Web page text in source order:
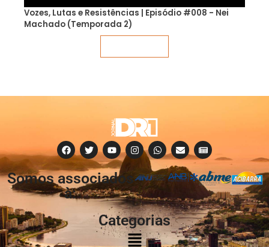
Vozes, Lutas e Resistências | Episódio #008 - Nei
Machado (Temporada 2)
Somos associados
à:
Categorias